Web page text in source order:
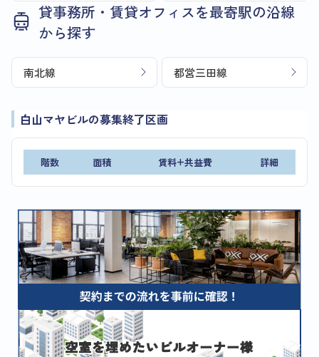
貸事務所・賃貸オフィスを最寄駅の沿線
から探す
南北線 都営三田線
白山マヤビルの募集終了区画
階数 面積 賃料+共益費 詳細